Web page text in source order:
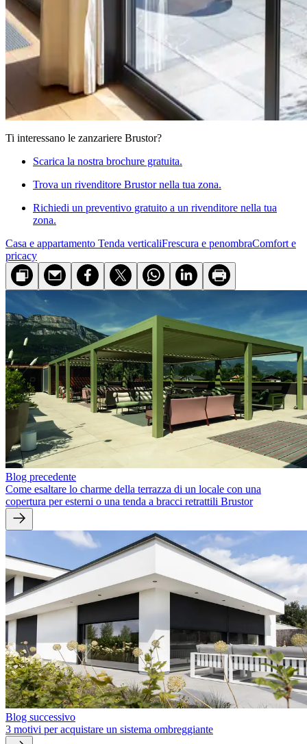
Ti interessano le zanzariere Brustor?
Scarica la nostra brochure gratuita.
Trova un rivenditore Brustor nella tua zona.
Richiedi un preventivo gratuito a un rivenditore nella tua
zona.
Casa e appartamento Tenda verticaliFrescura e penombraComfort e
pricacy
Blog precedente
Come esaltare lo charme della terrazza di un locale con una
copertura per esterni o una tenda a bracci retrattili Brustor
Blog successivo
3 motivi per acquistare un sistema ombreggiante